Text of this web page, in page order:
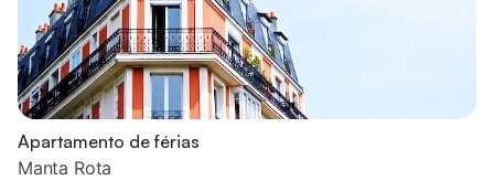
Apartamento de férias
Manta Rota